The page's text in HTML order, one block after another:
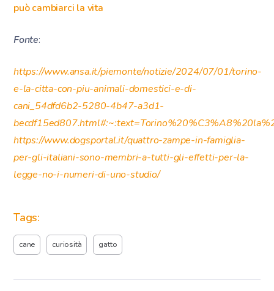
può cambiarci la vita
Fonte:
https://www.ansa.it/piemonte/notizie/2024/07/01/torino-
e-la-citta-con-piu-animali-domestici-e-di-
cani_54dfd6b2-5280-4b47-a3d1-
https://www.dogsportal.it/quattro-zampe-in-famiglia-
per-gli-italiani-sono-membri-a-tutti-gli-effetti-per-la-
legge-no-i-numeri-di-uno-studio/
Tags:
cane curiosità gatto